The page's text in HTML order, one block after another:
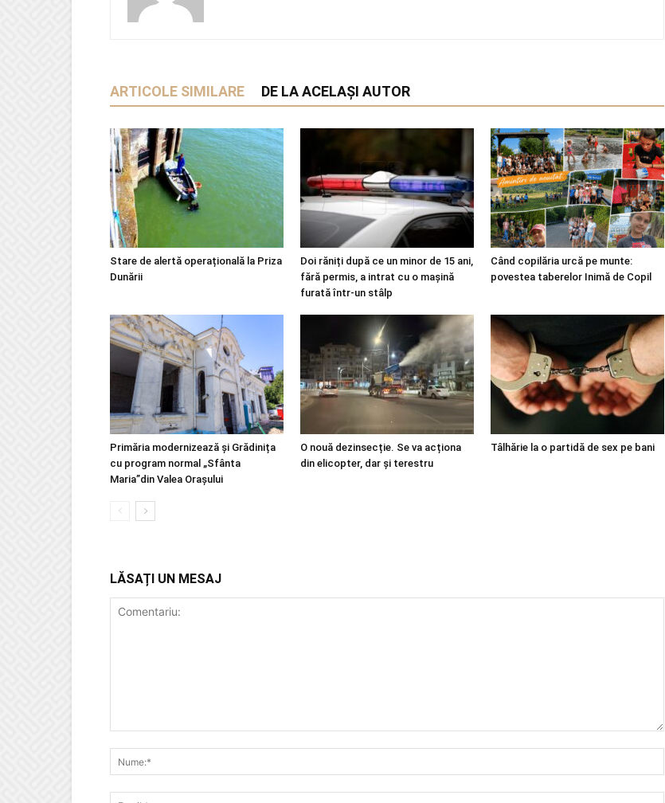
ARTICOLE SIMILARE DE LA ACELAȘI AUTOR
Stare de alertă operațională la Priza
Dunării
Doi răniți după ce un minor de 15 ani,
fără permis, a intrat cu o mașină
furată într-un stâlp
Când copilăria urcă pe munte:
povestea taberelor Inimă de Copil
Primăria modernizează și Grădinița
cu program normal „Sfânta
Maria”din Valea Orașului
O nouă dezinsecție. Se va acționa
din elicopter, dar și terestru
Tâlhărie la o partidă de sex pe bani
LĂSAȚI UN MESAJ